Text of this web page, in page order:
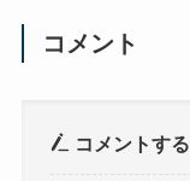
コメント
コメントする